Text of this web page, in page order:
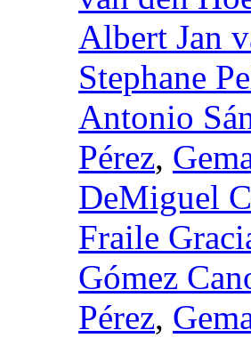
Albert Jan
Stephane
Antonio
Pérez,
DeMiguel
Fraile
Gómez
Pérez,